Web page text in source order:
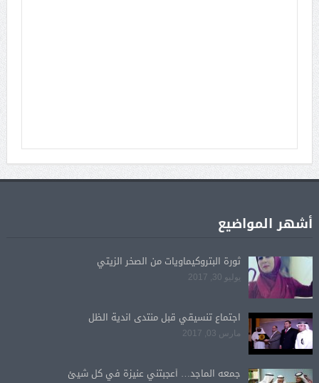
أشهر المواضيع
ثورة البتروكيماويات من الصخر الزيتي
يوليو 30, 2017
اجتماع تنسيقي قبل منتدى اندية الظل
مارس 03, 2017
جمعه الماجد… أعجبتني عنيزة في كل شيئ